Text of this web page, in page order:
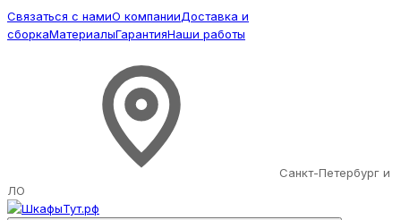
Связаться с намиО компанииДоставка и
сборкаМатериалыГарантияНаши работы
Санкт-Петербург и
ЛО